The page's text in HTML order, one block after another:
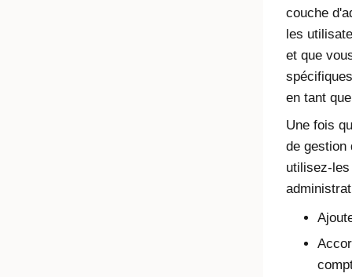
couche
les
et que
en tant
Une fois
de gestion
utilisez-